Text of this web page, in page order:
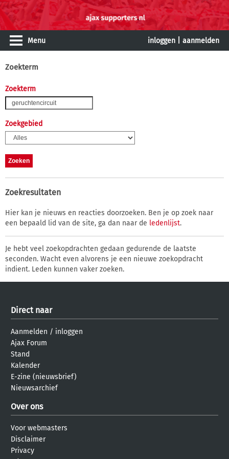
Menu inloggen aanmelden
Zoekterm
Zoekterm
Zoekgebied
Zoekresultaten
Hier kan je nieuws en reacties doorzoeken. Ben je op zoek naar
een bepaald lid van de site, ga dan naar de ledenlijst.
Je hebt veel zoekopdrachten gedaan gedurende de laatste
seconden. Wacht even alvorens je een nieuwe zoekopdracht
indient. Leden kunnen vaker zoeken.
Direct naar
Aanmelden / inloggen
Ajax Forum
Stand
Kalender
E-zine (nieuwsbrief)
Nieuwsarchief
Over ons
Voor webmasters
Disclaimer
Privacy